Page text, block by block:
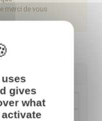
gives
what